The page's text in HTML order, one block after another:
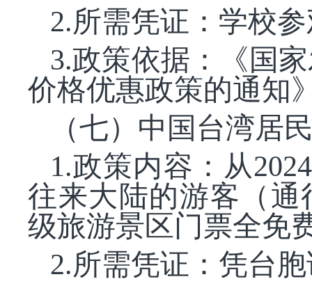
2.所需凭证：学校
3.政策依据：《国
价格优惠政策的通知
（七）中国台湾居
1.政策内容：从
往来大陆的游客（
级旅游景区门票全免
2.所需凭证：凭台